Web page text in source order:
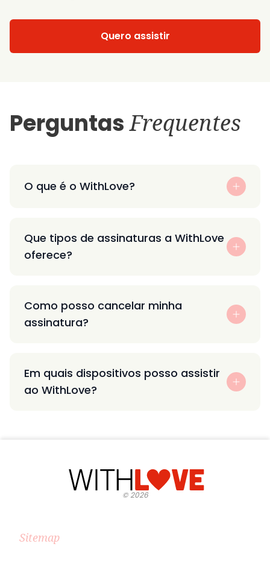
Quero assistir
PerguntasFrequentes
O que é o WithLove?
Que tipos de assinaturas a WithLove
oferece?
Como posso cancelar minha
assinatura?
Em quais dispositivos posso assistir
ao WithLove?
©2026
Sitemap